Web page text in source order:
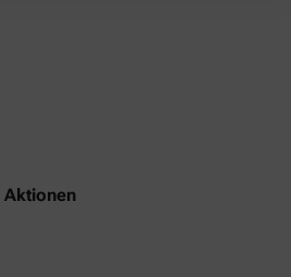
Aktionen